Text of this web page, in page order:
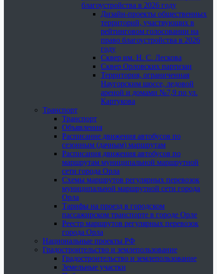
благоустройства в 2026 году
Дизайн-проекты общественных
территорий, участвующих в
рейтинговом голосовании на
право благоустройства в 2026
году
Сквер им. Н. С. Лескова
Сквер Орловских партизан
Территория, ограниченная
Наугорским шоссе, ледовой
ареной и домами №7,9 по ул.
Картукова
Транспорт
Транспорт
Объявления
Расписание движения автобусов по
сезонным (дачным) маршрутам
Расписания движения автобусов по
маршрутам муниципальной маршрутной
сети города Орла
Схемы маршрутов регулярных перевозок
муниципальной маршрутной сети города
Орла
Тарифы на проезд в городском
пассажирском транспорте в городе Орле
Реестр маршрутов регулярных перевозок
города Орла
Национальные проекты РФ
Градостроительство и землепользование
Градостроительство и землепользование
Земельные участки